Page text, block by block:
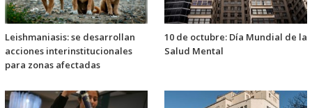
Leishmaniasis: se desarrollan
acciones interinstitucionales
para zonas afectadas
10 de octubre: Día Mundial de la
Salud Mental